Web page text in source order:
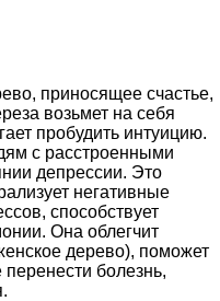
приносящее счастье,
возьмет на себя
пробудить интуицию.
с расстроенными
депрессии. Это
негативные
способствует
Она облегчит
дерево), поможет
болезнь,